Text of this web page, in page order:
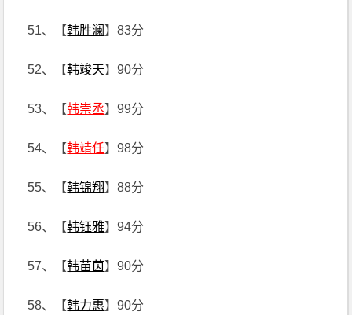
51、【韩胜澜 】83分
52、【韩竣天】90分
53、【韩崇丞】99分
54、【韩靖任】98分
55、【韩锦翔】88分
56、【韩钰雅】94分
57、【韩苗茵】90分
58、【韩力惠】90分